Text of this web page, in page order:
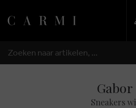
ZOEKEN
Gabor
Sneakers